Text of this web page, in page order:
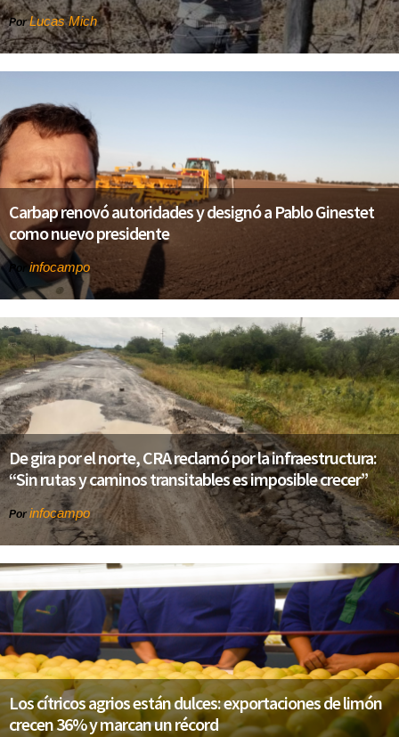
PorLucas Mich
Carbap renovó autoridades y designó a Pablo Ginestet
como nuevo presidente
Por infocampo
De gira por el norte, CRA reclamó por la infraestructura:
“Sin rutas y caminos transitables es imposible crecer”
Por infocampo
Los cítricos agrios están dulces: exportaciones de limón
crecen 36% y marcan un récord